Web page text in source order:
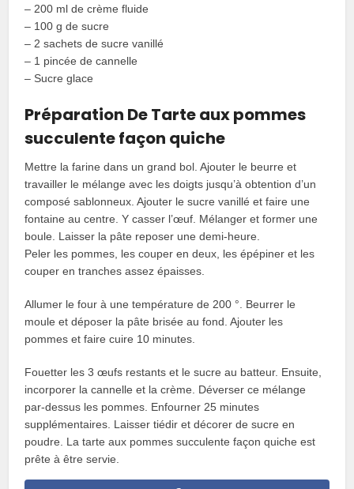
– 200 ml de crème fluide
– 100 g de sucre
– 2 sachets de sucre vanillé
– 1 pincée de cannelle
– Sucre glace
Préparation De Tarte aux pommes
succulente façon quiche
Mettre la farine dans un grand bol. Ajouter le beurre et
travailler le mélange avec les doigts jusqu’à obtention d’un
composé sablonneux. Ajouter le sucre vanillé et faire une
fontaine au centre. Y casser l’œuf. Mélanger et former une
boule. Laisser la pâte reposer une demi-heure.
Peler les pommes, les couper en deux, les épépiner et les
couper en tranches assez épaisses.
Allumer le four à une température de 200 °. Beurrer le
moule et déposer la pâte brisée au fond. Ajouter les
pommes et faire cuire 10 minutes.
Fouetter les 3 œufs restants et le sucre au batteur. Ensuite,
incorporer la cannelle et la crème. Déverser ce mélange
par-dessus les pommes. Enfourner 25 minutes
supplémentaires. Laisser tiédir et décorer de sucre en
poudre. La tarte aux pommes succulente façon quiche est
prête à être servie.